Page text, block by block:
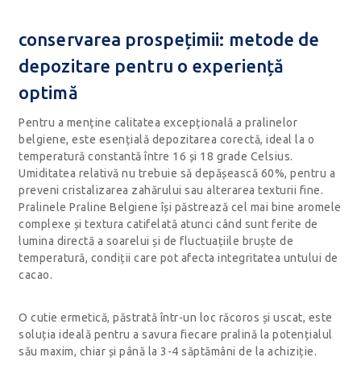
conservarea prospețimii: metode de
depozitare pentru o experiență
optimă
Pentru a menține calitatea excepțională a pralinelor
belgiene, este esențială depozitarea corectă, ideal la o
temperatură constantă între 16 și 18 grade Celsius.
Umiditatea relativă nu trebuie să depășească 60%, pentru a
preveni cristalizarea zahărului sau alterarea texturii fine.
Pralinele Praline Belgiene își păstrează cel mai bine aromele
complexe și textura catifelată atunci când sunt ferite de
lumina directă a soarelui și de fluctuațiile bruște de
temperatură, condiții care pot afecta integritatea untului de
cacao.
O cutie ermetică, păstrată într-un loc răcoros și uscat, este
soluția ideală pentru a savura fiecare pralină la potențialul
său maxim, chiar și până la 3-4 săptămâni de la achiziție.